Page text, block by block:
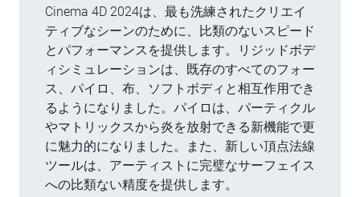
Cinema 4D 2024は、最も洗練されたクリエイ
ティブなシーンのために、比類のないスピード
とパフォーマンスを提供します。リジッドボデ
ィシミュレーションは、既存のすべてのフォー
ス、パイロ、布、ソフトボディと相互作用でき
るようになりました。パイロは、パーティクル
やマトリックスから炎を放射できる新機能で更
に魅力的になりました。また、新しい頂点法線
ツールは、アーティストに完璧なサーフェイス
への比類ない精度を提供します。